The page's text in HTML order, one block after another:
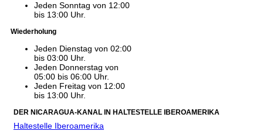
Jeden Sonntag von 12:00
bis 13:00 Uhr.
Wiederholung
Jeden Dienstag von 02:00
bis 03:00 Uhr.
Jeden Donnerstag von
05:00 bis 06:00 Uhr.
Jeden Freitag von 12:00
bis 13:00 Uhr.
DER NICARAGUA-KANAL IN HALTESTELLE IBEROAMERIKA
Haltestelle Iberoamerika